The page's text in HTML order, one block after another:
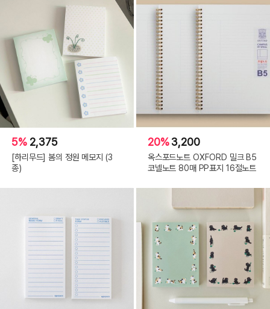
5% 2,375
[하리무드] 봄의 정원 메모지 (3
종)
20%3,200
옥스포드노트 OXFORD 밀크 B5
코넬노트 80매 PP표지 16절노트